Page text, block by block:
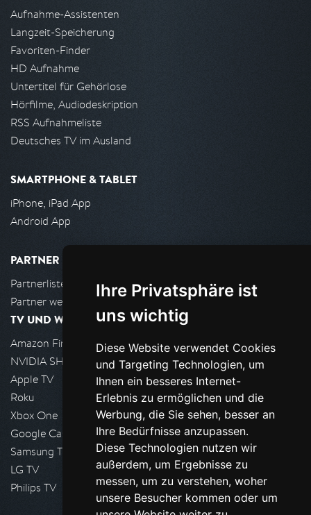
Ihre Privatsphäre ist
uns wichtig
Diese Website verwendet Cookies
und Targeting Technologien, um
Ihnen ein besseres Internet-
Erlebnis zu ermöglichen und die
Werbung, die Sie sehen, besser an
Ihre Bedürfnisse anzupassen.
Diese Technologien nutzen wir
außerdem, um Ergebnisse zu
messen, um zu verstehen, woher
unsere Besucher kommen oder um
Aufnahme-Assistenten
Langzeit-Speicherung
Favoriten-Finder
HD Aufnahme
Untertitel für Gehörlose
Hörfilme, Audiodeskription
RSS Aufnahmeliste
Deutsches TV im Ausland
SMARTPHONE & TABLET
iPhone, iPad App
Android App
PARTNER
Partnerliste
Partner werden
TV UND WOHNZIMMER
Amazon FireTV
NVIDIA SHIELD, Google TV
Apple TV
Roku
Xbox One
Google Cast
Samsung TV
LG TV
Philips TV